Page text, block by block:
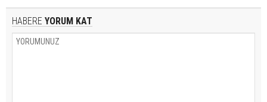
HABERE YORUM KAT